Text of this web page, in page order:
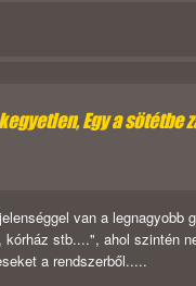
Egy a sötétbe
van a
stb....", ahol szintén
a rendszerből.....